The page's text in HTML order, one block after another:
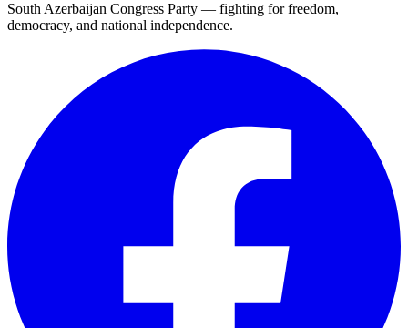
South Azerbaijan Congress Party — fighting for freedom,
democracy, and national independence.